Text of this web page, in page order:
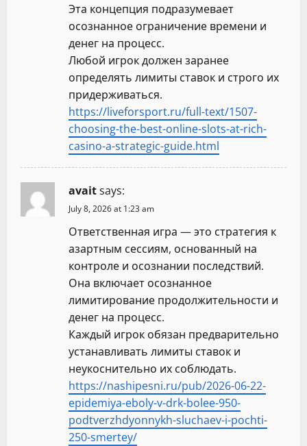
Эта концепция подразумевает
осознанное ограничение времени и
денег на процесс.
Любой игрок должен заранее
определять лимиты ставок и строго их
придерживаться.
https://liveforsport.ru/full-text/1507-
choosing-the-best-online-slots-at-rich-
casino-a-strategic-guide.html
avaitsays:
July 8, 2026 at 1:23 am
Ответственная игра — это стратегия к
азартным сессиям, основанный на
контроле и осознании последствий.
Она включает осознанное
лимитирование продолжительности и
денег на процесс.
Каждый игрок обязан предварительно
устанавливать лимиты ставок и
неукоснительно их соблюдать.
https://nashipesni.ru/pub/2026-06-22-
epidemiya-eboly-v-drk-bolee-950-
podtverzhdyonnykh-sluchaev-i-pochti-
250-smertey/